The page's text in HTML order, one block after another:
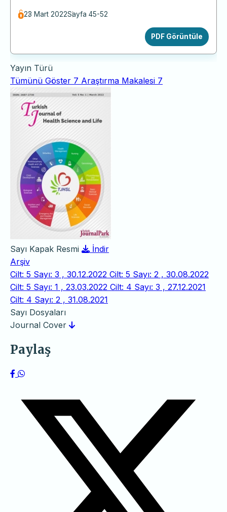
23 Mart 2022Sayfa 45-52
PDF Görüntüle
Yayın Türü
Tümünü Göster 7 Araştırma Makalesi 7
Sayı Kapak Resmi
İndir
Arşiv
Cilt: 5 Sayı: 3 , 30.12.2022 Cilt: 5 Sayı: 2 , 30.08.2022
Cilt: 5 Sayı: 1 , 23.03.2022 Cilt: 4 Sayı: 3 , 27.12.2021
Cilt: 4 Sayı: 2 , 31.08.2021
Sayı Dosyaları
Journal Cover
Paylaş